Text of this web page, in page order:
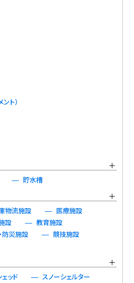
ト）
貯水槽
物流施設
医療施設
設
教育施設
防災施設
競技施設
ッド
スノーシェルター